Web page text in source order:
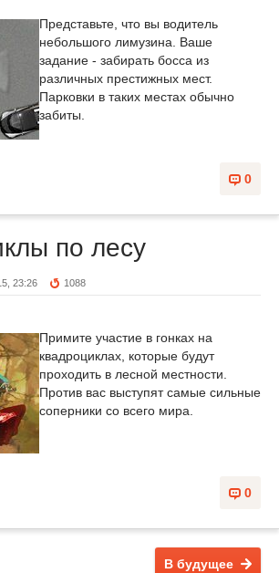
Представьте, что вы водитель
небольшого лимузина. Ваше
задание - забирать босса из
различных престижных мест.
Парковки в таких местах обычно
забиты.
0
по лесу
23:26 1088
Примите участие в гонках на
квадроциклах, которые будут
проходить в лесной местности.
Против вас выступят самые сильные
соперники со всего мира.
0
В будущее